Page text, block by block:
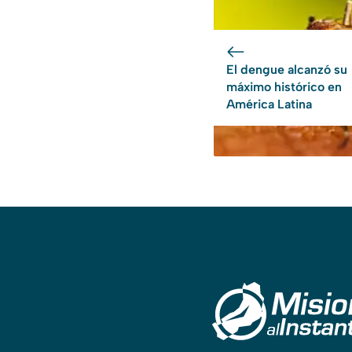
El dengue alcanzó su
máximo histórico en
América Latina